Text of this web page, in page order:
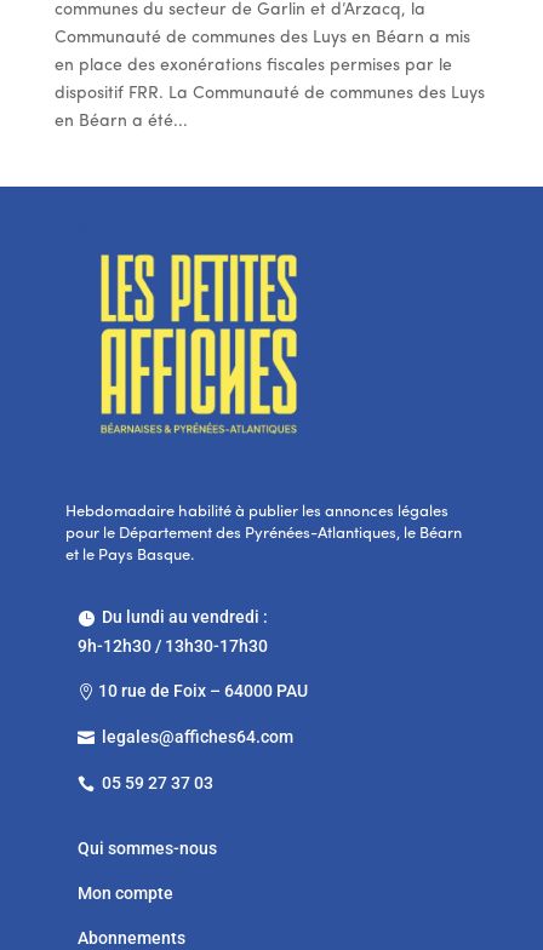
communes du secteur de Garlin et d’Arzacq, la
Communauté de communes des Luys en Béarn a mis
en place des exonérations fiscales permises par le
dispositif FRR. La Communauté de communes des Luys
en Béarn a été...
Hebdomadaire habilité à publier les annonces légales
pour le Département des Pyrénées-Atlantiques, le Béarn
et le Pays Basque.
Du lundi au vendredi :
9h-12h30 / 13h30-17h30
 10 rue de Foix – 64000 PAU
 legales@affiches64.com
 05 59 27 37 03
Qui sommes-nous
Mon compte
Abonnements